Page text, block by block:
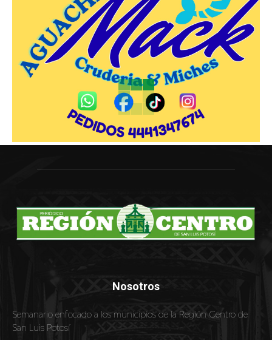
Nosotros
Semanario enfocado a los municipios de la Región Centro de
San Luis Potosí